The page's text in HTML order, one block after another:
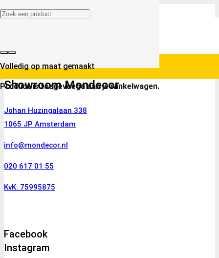
Productis toegevoegd aan je winkelwagen.
Volledig op maat gemaakt
Showroom Mondecor
Johan Huzingalaan 338
1065 JP Amsterdam
info@mondecor.nl
020 617 01 55
KvK: 75995875
Facebook
Instagram